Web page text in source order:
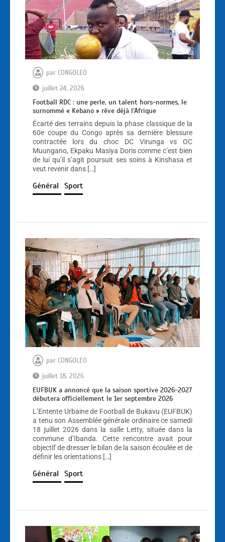
par CONGOLEO
juillet 24, 2026
Football RDC : une perle, un talent hors-normes, le
surnommé « Kebano » rêve déjà l’Afrique
Écarté des terrains depuis la phase classique de la
60e coupe du Congo après sa dernière blessure
contractée lors du choc DC Virunga vs OC
Muungano, Ekpaku Masiya Doris comme c’est bien
de lui qu’il s’agit poursuit ses soins à Kinshasa et
veut revenir dans […]
Général Sport
par CONGOLEO
juillet 18, 2026
EUFBUK a annoncé que la saison sportive 2026-2027
débutera officiellement le 1er septembre 2026
L’Entente Urbaine de Football de Bukavu (EUFBUK)
a tenu son Assemblée générale ordinaire ce samedi
18 juillet 2026 dans la salle Letty, située dans la
commune d’Ibanda. Cette rencontre avait pour
objectif de dresser le bilan de la saison écoulée et de
définir les orientations […]
Général Sport